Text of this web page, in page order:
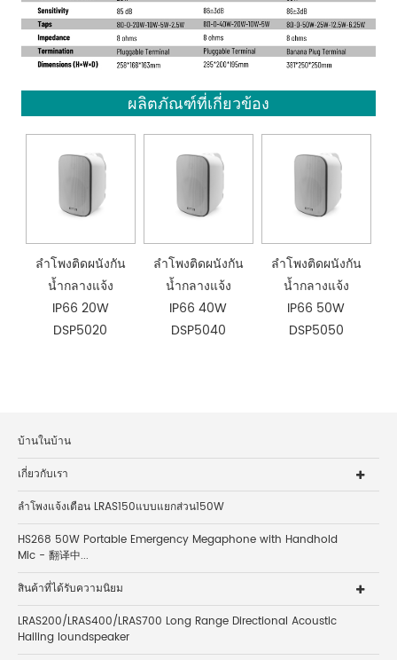
ผลิตภัณฑ์ที่เกี่ยวข้อง
ลำโพงติดผนังกัน
น้ำกลางแจ้ง
IP66 20W
DSP5020
ลำโพงติดผนังกัน
น้ำกลางแจ้ง
IP66 40W
DSP5040
ลำโพงติดผนังกัน
น้ำกลางแจ้ง
IP66 50W
DSP5050
บ้านในบ้าน
เกี่ยวกับเรา
ลำโพงแจ้งเตือน LRAS150แบบแยกส่วน150W
HS268 50W Portable Emergency Megaphone with Handhold
Mic - 翻译中...
สินค้าที่ได้รับความนิยม
LRAS200/LRAS400/LRAS700 Long Range Directional Acoustic
Hailing loundspeaker